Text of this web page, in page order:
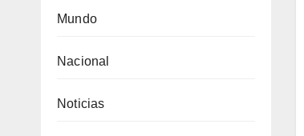
Mundo
Nacional
Noticias